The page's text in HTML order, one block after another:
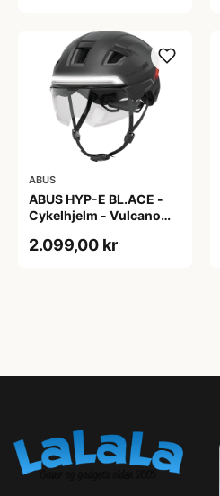
ABUS
ABUS HYP-E BL.ACE -
Cykelhjelm - Vulcano
2.099,00 kr